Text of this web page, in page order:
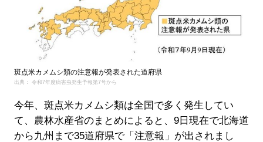
斑点米カメムシ類の注意報が発表された道府県
出典： 令和7年度病害虫発生予報第7号から
今年、斑点米カメムシ類は全国で多く発生してい
て、農林水産省のまとめによると、9日現在で北海道
から九州まで35道府県で「注意報」が出されまし